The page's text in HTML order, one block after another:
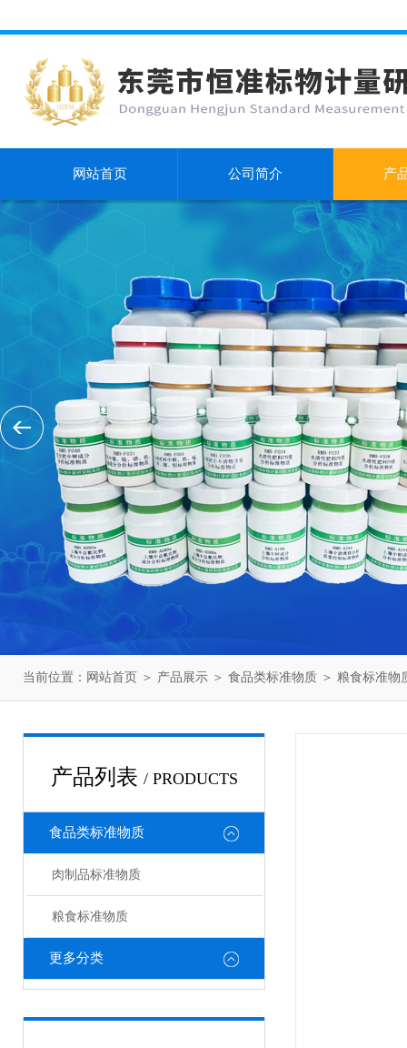
网站首页 公司简介 产
当前位置： 网站首页 ＞ 产品展示 ＞ 食品类标准物质 ＞ 粮食标准物
产品列表 / PRODUCTS
食品类标准物质
肉制品标准物质
粮食标准物质
更多分类